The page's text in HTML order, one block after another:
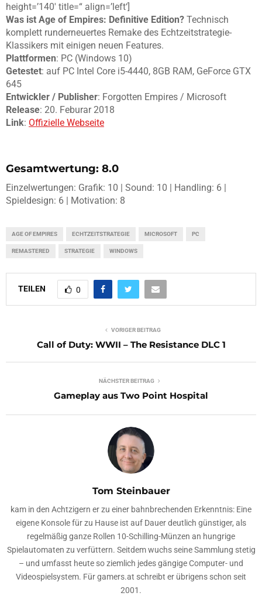
height=’140′ title=“ align=’left‘]
Was ist Age of Empires: Definitive Edition? Technisch
komplett runderneuertes Remake des Echtzeitstrategie-
Klassikers mit einigen neuen Features.
Plattformen: PC (Windows 10)
Getestet: auf PC Intel Core i5-4440, 8GB RAM, GeForce GTX
645
Entwickler / Publisher: Forgotten Empires / Microsoft
Release: 20. Feburar 2018
Link: Offizielle Webseite
Gesamtwertung: 8.0
Einzelwertungen: Grafik: 10 | Sound: 10 | Handling: 6 |
Spieldesign: 6 | Motivation: 8
AGE OF EMPIRES ECHTZEITSTRATEGIE MICROSOFT PC
REMASTERED STRATEGIE WINDOWS
TEILEN 0
VORIGER BEITRAG
Call of Duty: WWII – The Resistance DLC 1
NÄCHSTER BEITRAG
Gameplay aus Two Point Hospital
Tom Steinbauer
kam in den Achtzigern er zu einer bahnbrechenden Erkenntnis: Eine
eigene Konsole für zu Hause ist auf Dauer deutlich günstiger, als
regelmäßig ganze Rollen 10-Schilling-Münzen an hungrige
Spielautomaten zu verfüttern. Seitdem wuchs seine Sammlung stetig
– und umfasst heute so ziemlich jedes gängige Computer- und
Videospielsystem. Für gamers.at schreibt er übrigens schon seit
2001.